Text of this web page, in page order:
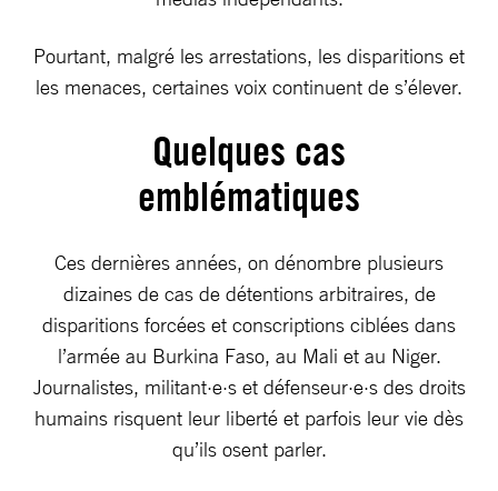
Pourtant, malgré les arrestations, les disparitions et
les menaces, certaines voix continuent de s’élever.
Quelques cas
emblématiques
Ces dernières années, on dénombre plusieurs
dizaines de cas de détentions arbitraires, de
disparitions forcées et conscriptions ciblées dans
l’armée au Burkina Faso, au Mali et au Niger.
Journalistes, militant·e·s et défenseur·e·s des droits
humains risquent leur liberté et parfois leur vie dès
qu’ils osent parler.